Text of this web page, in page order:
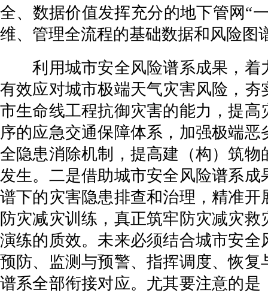
全、数据价值发挥充分的地下管网“
维、管理全流程的基础数据和风险图
利用城市安全风险谱系成果，着
有效应对城市极端天气灾害风险，
市生命线工程抗御灾害的能力，提
序的应急交通保障体系，加强极端
全隐患消除机制，提高建（构）筑
发生。二是借助城市安全风险谱系
谱下的灾害隐患排查和治理，精准
防灾减灾训练，真正筑牢防灾减灾
演练的质效。未来必须结合城市安
预防、监测与预警、指挥调度、恢
谱系全部衔接对应。尤其要注意的